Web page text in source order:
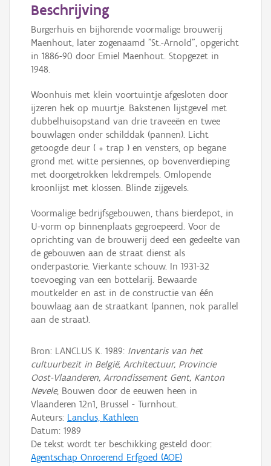
Beschrijving
Burgerhuis en bijhorende voormalige brouwerij
Maenhout, later zogenaamd "St.-Arnold", opgericht
in 1886-90 door Emiel Maenhout. Stopgezet in
1948.
Woonhuis met klein voortuintje afgesloten door
ijzeren hek op muurtje. Bakstenen lijstgevel met
dubbelhuisopstand van drie traveeën en twee
bouwlagen onder schilddak (pannen). Licht
getoogde deur ( + trap ) en vensters, op begane
grond met witte persiennes, op bovenverdieping
met doorgetrokken lekdrempels. Omlopende
kroonlijst met klossen. Blinde zijgevels.
Voormalige bedrijfsgebouwen, thans bierdepot, in
U-vorm op binnenplaats gegroepeerd. Voor de
oprichting van de brouwerij deed een gedeelte van
de gebouwen aan de straat dienst als
onderpastorie. Vierkante schouw. In 1931-32
toevoeging van een bottelarij. Bewaarde
moutkelder en ast in de constructie van één
bouwlaag aan de straatkant (pannen, nok parallel
aan de straat).
Bron: LANCLUS K. 1989: Inventaris van het
cultuurbezit in België, Architectuur, Provincie
Oost-Vlaanderen, Arrondissement Gent, Kanton
Nevele, Bouwen door de eeuwen heen in
Vlaanderen 12n1, Brussel - Turnhout.
Auteurs: Lanclus, Kathleen
Datum: 1989
De tekst wordt ter beschikking gesteld door:
Agentschap Onroerend Erfgoed (AOE)